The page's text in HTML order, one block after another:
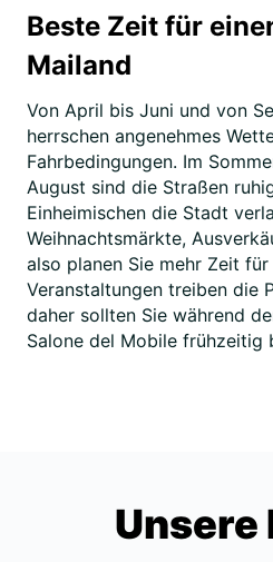
Beste Zeit für
Mailand
Von April bis Juni und von
herrschen angenehmes
Fahrbedingungen. Im
August sind die Straßen
Einheimischen die Stadt
Weihnachtsmärkte,
also planen Sie mehr Zeit
Veranstaltungen treiben die
daher sollten Sie während
Salone del Mobile frühzeitig
Unsere